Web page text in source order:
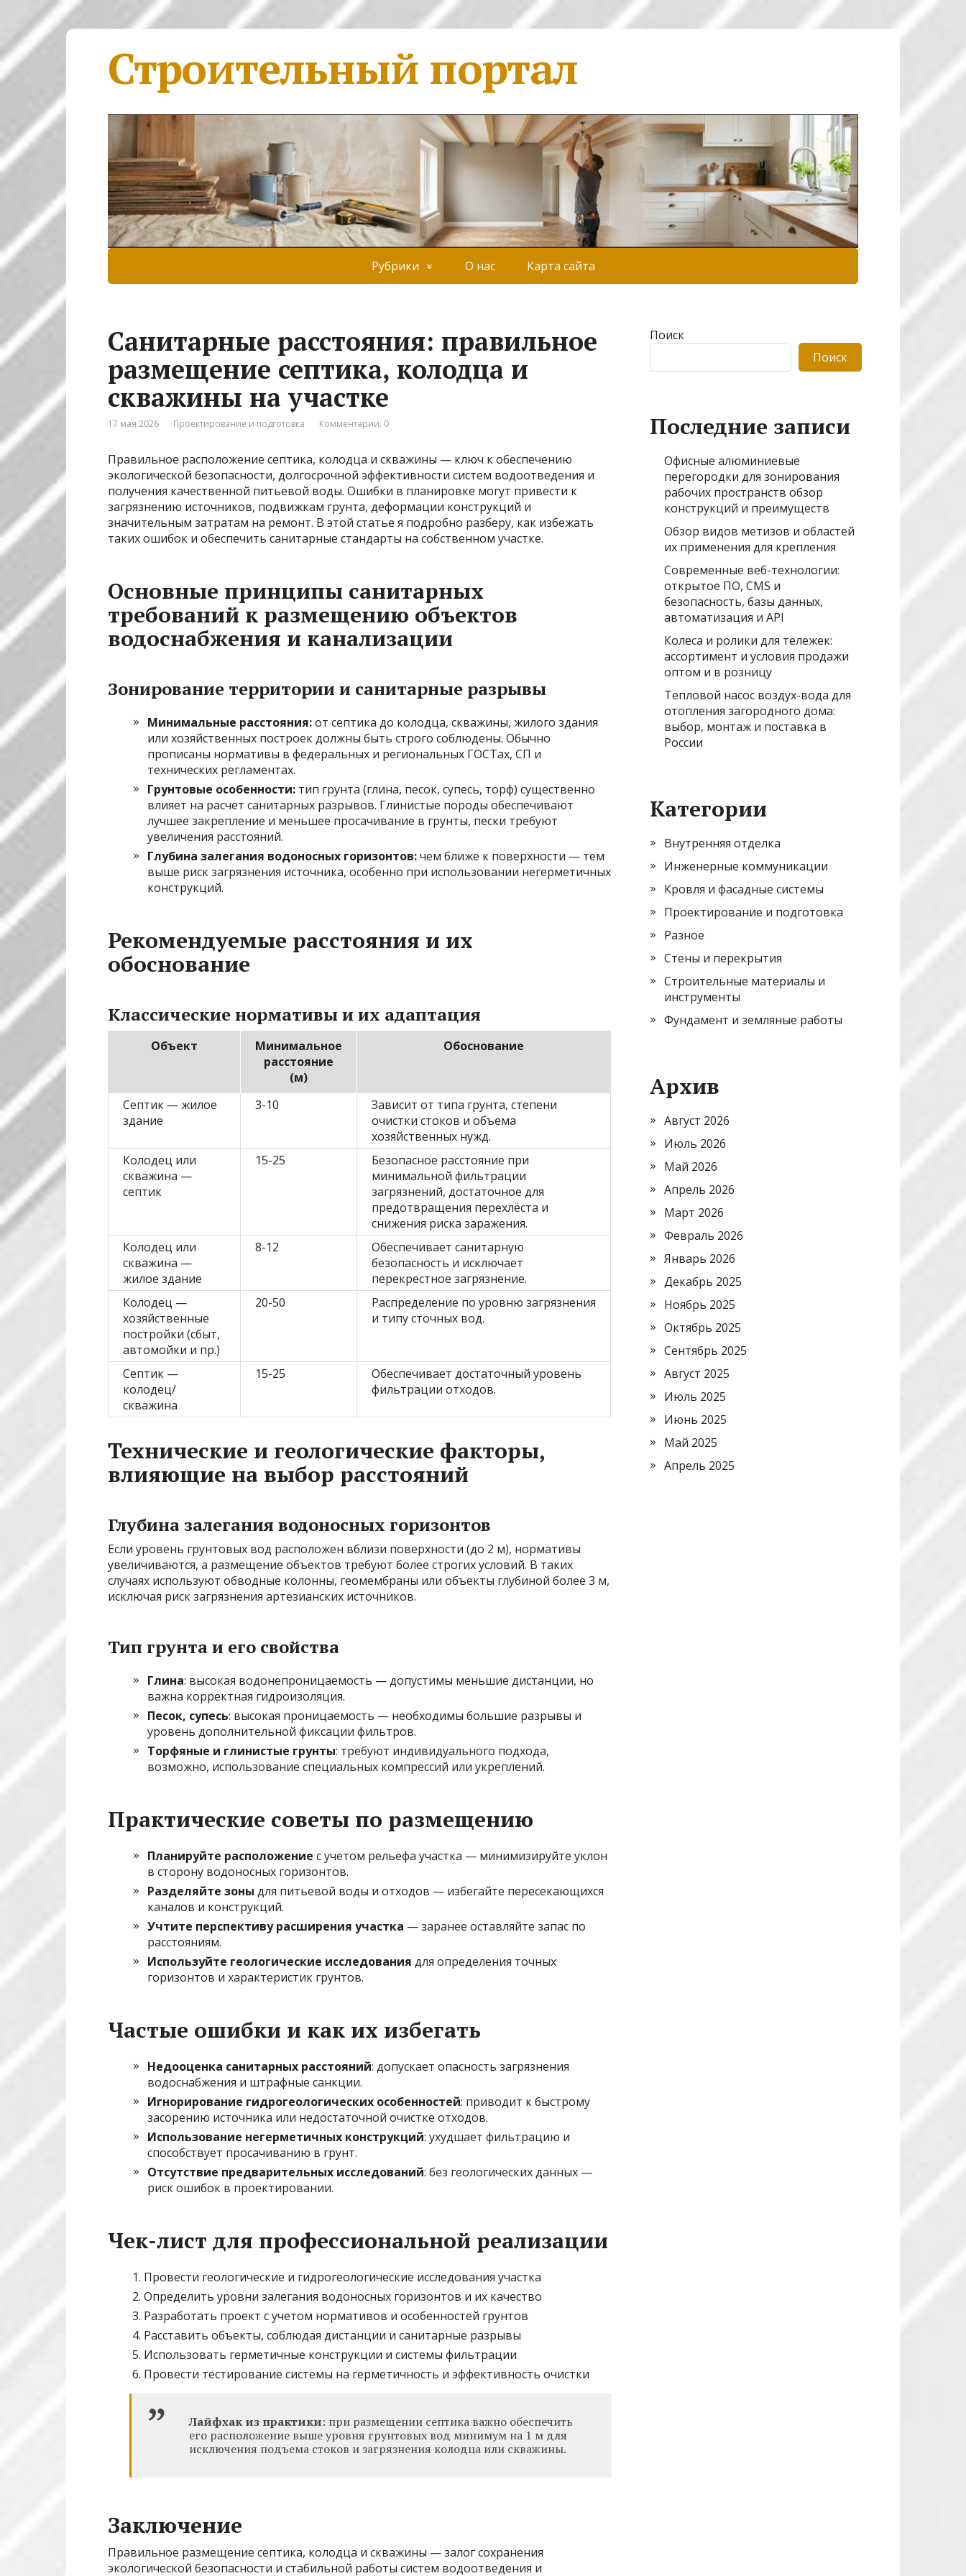
Строительный портал
Рубрики О нас Карта сайта
Санитарные расстояния: правильное
размещение септика, колодца и
скважины на участке
17 мая 2026 Проектирование и подготовка Комментарии: 0
Правильное расположение септика, колодца и скважины — ключ к обеспечению
экологической безопасности, долгосрочной эффективности систем водоотведения и
получения качественной питьевой воды. Ошибки в планировке могут привести к
загрязнению источников, подвижкам грунта, деформации конструкций и
значительным затратам на ремонт. В этой статье я подробно разберу, как избежать
таких ошибок и обеспечить санитарные стандарты на собственном участке.
Основные принципы санитарных
требований к размещению объектов
водоснабжения и канализации
Зонирование территории и санитарные разрывы
Минимальные расстояния:от септика до колодца, скважины, жилого здания
или хозяйственных построек должны быть строго соблюдены. Обычно
прописаны нормативы в федеральных и региональных ГОСТах, СП и
технических регламентах.
Грунтовые особенности: тип грунта (глина, песок, супесь, торф) существенно
влияет на расчет санитарных разрывов. Глинистые породы обеспечивают
лучшее закрепление и меньшее просачивание в грунты, пески требуют
увеличения расстояний.
Глубина залегания водоносных горизонтов:чем ближе к поверхности — тем
выше риск загрязнения источника, особенно при использовании негерметичных
конструкций.
Рекомендуемые расстояния и их
обоснование
Классические нормативы и их адаптация
Объект
Минимальное
расстояние
(м)
Обоснование
Септик — жилое
здание
3-10
Зависит от типа грунта, степени
очистки стоков и объема
хозяйственных нужд.
Колодец или
скважина —
септик
15-25
Безопасное расстояние при
минимальной фильтрации
загрязнений, достаточное для
предотвращения перехлёста и
снижения риска заражения.
Колодец или
скважина —
жилое здание
8-12
Обеспечивает санитарную
безопасность и исключает
перекрестное загрязнение.
Колодец —
хозяйственные
постройки (сбыт,
автомойки и пр.)
20-50
Распределение по уровню загрязнения
и типу сточных вод.
Септик —
колодец/
скважина
15-25
Обеспечивает достаточный уровень
фильтрации отходов.
Технические и геологические факторы,
влияющие на выбор расстояний
Глубина залегания водоносных горизонтов
Если уровень грунтовых вод расположен вблизи поверхности (до 2 м), нормативы
увеличиваются, а размещение объектов требуют более строгих условий. В таких
случаях используют обводные колонны, геомембраны или объекты глубиной более 3 м,
исключая риск загрязнения артезианских источников.
Тип грунта и его свойства
Глина: высокая водонепроницаемость — допустимы меньшие дистанции, но
важна корректная гидроизоляция.
Песок, супесь: высокая проницаемость — необходимы большие разрывы и
уровень дополнительной фиксации фильтров.
Торфяные и глинистые грунты: требуют индивидуального подхода,
возможно, использование специальных компрессий или укреплений.
Практические советы по размещению
Планируйте расположение с учетом рельефа участка — минимизируйте уклон
в сторону водоносных горизонтов.
Разделяйте зоны для питьевой воды и отходов — избегайте пересекающихся
каналов и конструкций.
Учтите перспективу расширения участка — заранее оставляйте запас по
расстояниям.
Используйте геологические исследования для определения точных
горизонтов и характеристик грунтов.
Частые ошибки и как их избегать
Недооценка санитарных расстояний: допускает опасность загрязнения
водоснабжения и штрафные санкции.
Игнорирование гидрогеологических особенностей: приводит к быстрому
засорению источника или недостаточной очистке отходов.
Использование негерметичных конструкций: ухудшает фильтрацию и
способствует просачиванию в грунт.
Отсутствие предварительных исследований: без геологических данных —
риск ошибок в проектировании.
Чек-лист для профессиональной реализации
Провести геологические и гидрогеологические исследования участка
Определить уровни залегания водоносных горизонтов и их качество
Разработать проект с учетом нормативов и особенностей грунтов
Расставить объекты, соблюдая дистанции и санитарные разрывы
Использовать герметичные конструкции и системы фильтрации
Провести тестирование системы на герметичность и эффективность очистки
Лайфхак из практики: при размещении септика важно обеспечить
его расположение выше уровня грунтовых вод минимум на 1 м для
исключения подъема стоков и загрязнения колодца или скважины.
Заключение
Правильное размещение септика, колодца и скважины — залог сохранения
экологической безопасности и стабильной работы систем водоотведения и
Поиск
Поиск
Последние записи
Офисные алюминиевые
перегородки для зонирования
рабочих пространств обзор
конструкций и преимуществ
Обзор видов метизов и областей
их применения для крепления
Современные веб-технологии:
открытое ПО, CMS и
безопасность, базы данных,
автоматизация и API
Колеса и ролики для тележек:
ассортимент и условия продажи
оптом и в розницу
Тепловой насос воздух-вода для
отопления загородного дома:
выбор, монтаж и поставка в
России
Категории
Внутренняя отделка
Инженерные коммуникации
Кровля и фасадные системы
Проектирование и подготовка
Разное
Стены и перекрытия
Строительные материалы и
инструменты
Фундамент и земляные работы
Архив
Август 2026
Июль 2026
Май 2026
Апрель 2026
Март 2026
Февраль 2026
Январь 2026
Декабрь 2025
Ноябрь 2025
Октябрь 2025
Сентябрь 2025
Август 2025
Июль 2025
Июнь 2025
Май 2025
Апрель 2025